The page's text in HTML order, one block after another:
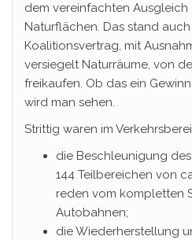
dem vereinfachten
Naturflächen. Das stand
Koalitionsvertrag, mit
versiegelt Naturräume, von
freikaufen. Ob das ein
wird man sehen.
Strittig waren im
die Beschleunigung
144 Teilbereichen von
reden vom kompletten
Autobahnen;
die Wiederherstellung